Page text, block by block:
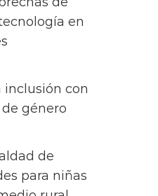
en
inclusión con
género
de
para niñas